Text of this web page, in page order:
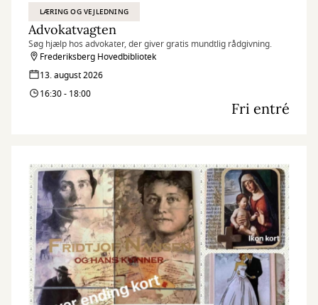
LÆRING OG VEJLEDNING
Advokatvagten
Søg hjælp hos advokater, der giver gratis mundtlig rådgivning.
Frederiksberg Hovedbibliotek
13. august 2026
16:30 - 18:00
Fri entré